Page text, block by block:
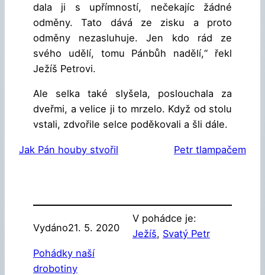
dala ji s upřímností, nečekajíc žádné
odměny. Tato dává ze zisku a proto
odměny nezasluhuje. Jen kdo rád ze
svého udělí, tomu Pánbůh nadělí,“ řekl
Ježíš Petrovi.
Ale selka také slyšela, poslouchala za
dveřmi, a velice ji to mrzelo. Když od stolu
vstali, zdvořile selce poděkovali a šli dále.
Jak Pán houby stvořil Petr tlampačem
Vydáno21. 5. 2020
Pohádky naší
drobotiny
V pohádce je:
Ježíš, Svatý Petr